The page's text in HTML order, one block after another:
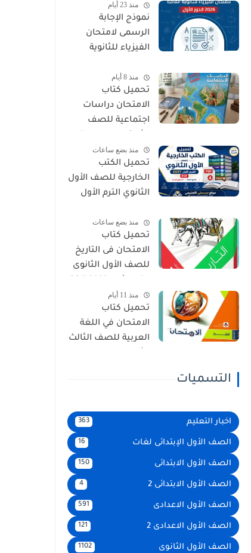
الثانوي 2026
منذ 23 أيام
نموذج الإجابة
الرسمى لامتحان
الفيزياء للثانوية
الأول
منذ 8 أيام
تحميل كتاب
الامتحان دراسات
اجتماعية للصف
الأول 2027 PDFمنذ بضع ساعات
تحميل الكتب
الخارجية للصف الأول
الثانوي الترم الأول
المواد المنهج
الجديد)
منذ بضع ساعات
تحميل كتاب
الامتحان فى التاريخ
للصف الأول الثانوى
النسخة الجديدة
منذ 11 أيام
تحميل كتاب
الامتحان في اللغة
العربية للصف الثالث
التسميات
اخبار التعليم 363
الصف الأول الإبتدائى لغات 16
الصف الأول الابتدائى 150
الصف الأول الابتدائى 2 4
الصف الأول الاعدادى 591
الصف الأول الاعدادى 2 121
الصف الأول الثانوى 1102